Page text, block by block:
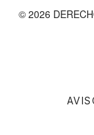
© 2026